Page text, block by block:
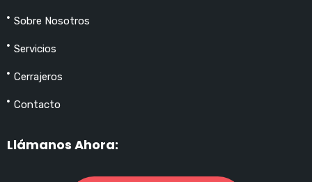
Sobre Nosotros
Servicios
Cerrajeros
Contacto
Llámanos Ahora: